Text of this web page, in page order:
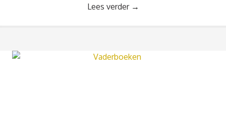
Lees verder →